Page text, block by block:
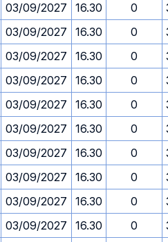
03/09/2027 16.30 0
03/09/2027 16.30 0
03/09/2027 16.30 0
03/09/2027 16.30 0
03/09/2027 16.30 0
03/09/2027 16.30 0
03/09/2027 16.30 0
03/09/2027 16.30 0
03/09/2027 16.30 0
03/09/2027 16.30 0